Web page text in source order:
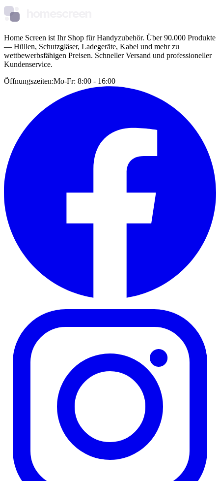
Home Screen ist Ihr Shop für Handyzubehör. Über 90.000 Produkte
— Hüllen, Schutzgläser, Ladegeräte, Kabel und mehr zu
wettbewerbsfähigen Preisen. Schneller Versand und professioneller
Kundenservice.
Öffnungszeiten:Mo-Fr: 8:00 - 16:00